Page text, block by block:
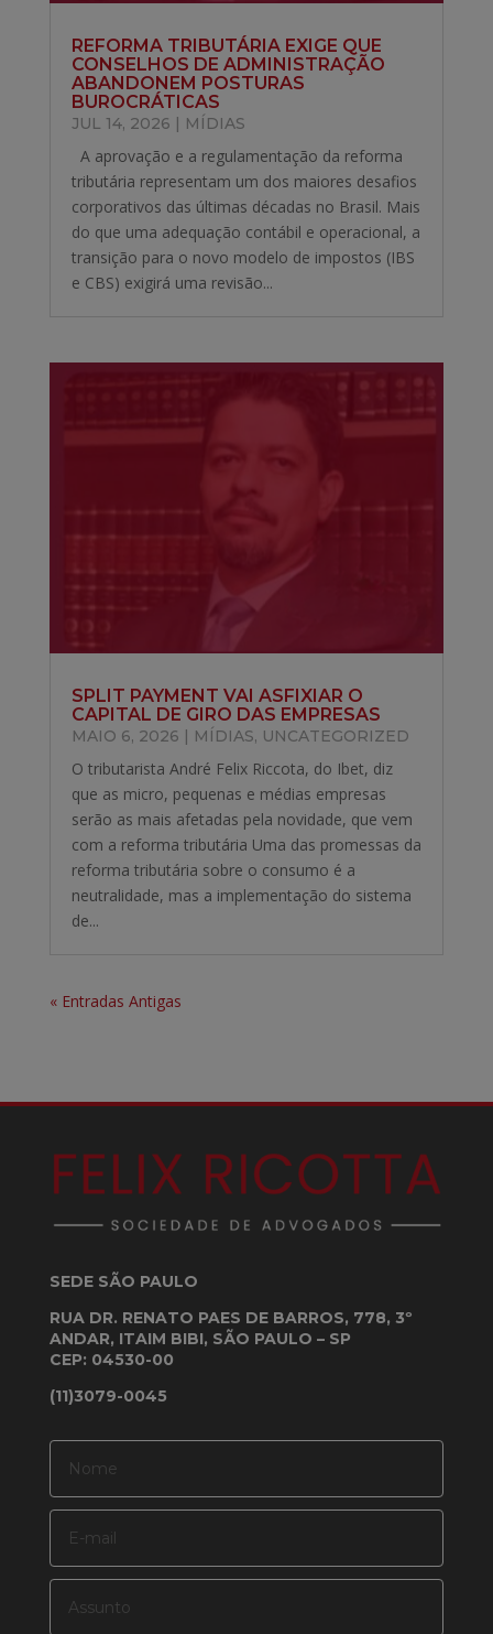
REFORMA TRIBUTÁRIA EXIGE QUE
CONSELHOS DE ADMINISTRAÇÃO
ABANDONEM POSTURAS
BUROCRÁTICAS
JUL 14, 2026 | MÍDIAS
A aprovação e a regulamentação da reforma
tributária representam um dos maiores desafios
corporativos das últimas décadas no Brasil. Mais
do que uma adequação contábil e operacional, a
transição para o novo modelo de impostos (IBS
e CBS) exigirá uma revisão...
SPLIT PAYMENT VAI ASFIXIAR O
CAPITAL DE GIRO DAS EMPRESAS
MAIO 6, 2026 | MÍDIAS, UNCATEGORIZED
O tributarista André Felix Riccota, do Ibet, diz
que as micro, pequenas e médias empresas
serão as mais afetadas pela novidade, que vem
com a reforma tributária Uma das promessas da
reforma tributária sobre o consumo é a
neutralidade, mas a implementação do sistema
de...
« Entradas Antigas
SEDE SÃO PAULO
RUA DR. RENATO PAES DE BARROS, 778, 3º
ANDAR, ITAIM BIBI, SÃO PAULO – SP
CEP: 04530-00
(11)3079-0045